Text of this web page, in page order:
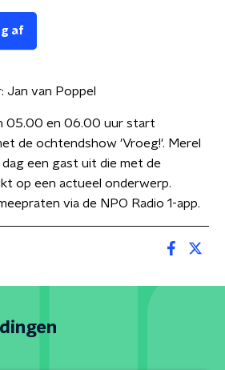
af
Jan van Poppel
05.00 en 06.00 uur start
de ochtendshow 'Vroeg!'. Merel
een gast uit die met de
op een actueel onderwerp.
via de NPO Radio 1-app.